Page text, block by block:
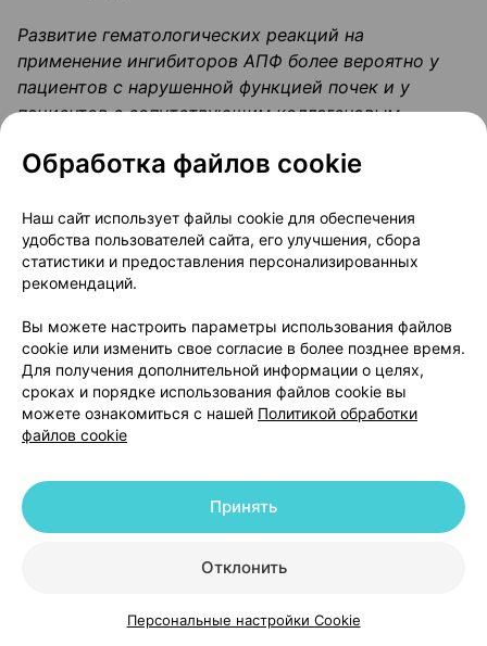
КаталогКорзинаИзбранноеПрофиль
Развитие гематологических реакций на
применение ингибиторов АПФ более вероятно у
пациентов с нарушенной функцией почек и у
пациентов с сопутствующимколлагеновым
или склеродерма), а также у пациентов,
способными вызывать изменение
гематологической картины.
В этих случаях рекомендуется более частый
мониторинг количества лейкоцитов, особенно в
случае пациентов с коллагенозом сосудов и/или
заболеваниями почек (см.Меры
предосторожности.Наблюдение и лабораторные
анализы.Гематологический контроль).
сообщать своему лечащему врачу о появлении у
них каких-либо признаков инфекционного
повышение температуры), так как последние
Побочные эффекты. Эффекты, выявленные
Обработка файлов cookie
Наш сайт использует файлы cookie для обеспечения
удобства пользователей сайта, его улучшения, сбора
статистики и предоставления персонализированных
рекомендаций.
Вы можете настроить параметры использования файлов
cookie или изменить свое согласие в более позднее время.
Для получения дополнительной информации о целях,
сроках и порядке использования файлов cookie вы
можете ознакомиться с нашей Политикой обработки
файлов cookie
Отклонить
Принять
Персональные настройки Cookie